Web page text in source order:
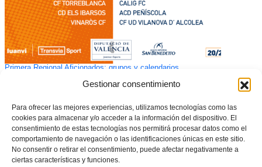
Gestionar consentimiento
Para ofrecer las mejores experiencias, utilizamos tecnologías como las
cookies para almacenar y/o acceder a la información del dispositivo. El
consentimiento de estas tecnologías nos permitirá procesar datos como el
comportamiento de navegación o las identificaciones únicas en este sitio.
No consentir o retirar el consentimiento, puede afectar negativamente a
ciertas características y funciones.
Primera Regional Aficionados: grupos y calendarios